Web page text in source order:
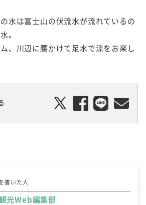
水は富士山の伏流水が流れているの
。
、川辺に腰かけて足水で涼をお楽し
書いた人
光Web編集部